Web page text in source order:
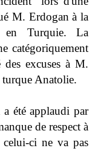
M. Erdogan à la
en Turquie. La
catégoriquement
des excuses à M.
Anatolie.
été applaudi par
de respect à
ci ne va pas